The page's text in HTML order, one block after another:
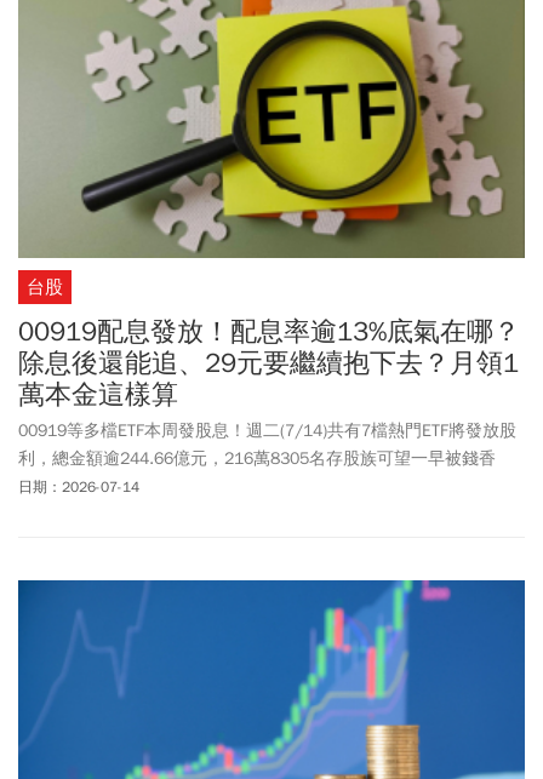
指標股，尤以台積電(2330)為穩定市場信心的指標，還包含聯發科
(2454)、台達電(2308)、鴻海(2317)、廣達(2382)、日月光投控
(3711)等半導體與AI伺服器供應鏈核心企業。金融權值股(穩盤中流
砥柱)則包含獲利穩健的公股與民營金控龍頭，如富邦金(2881)、國
泰金(2882)、兆豐金(2886)、中信金(2891)、元大金(2885)等，用以
撐盤並在退場期間貢獻穩定的股利收入；傳統產業龍頭挑選具備極
佳基本面的產業龍頭如台塑(1301)、台泥(1101)、中鋼(2002)等。
台股
00919配息發放！配息率逾13%底氣在哪？
除息後還能追、29元要繼續抱下去？月領1
萬本金這樣算
00919等多檔ETF本周發股息！週二(7/14)共有7檔熱門ETF將發放股
利，總金額逾244.66億元，216萬8305名存股族可望一早被錢香
醒；其中00919配發179.91億金額最多，133.6萬位受益人平均每人
以29.71元開出，盤中最高觸及29.74元、最低來到29.05元，現在可
以買嗎？
日期：2026-07-14